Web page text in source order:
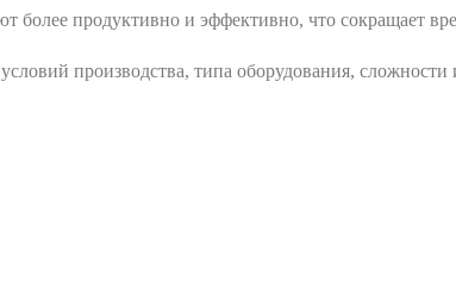
более продуктивно и эффективно, что сокращает
производства, типа оборудования, сложности